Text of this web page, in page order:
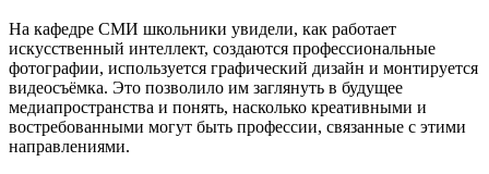
На кафедре СМИ школьники увидели, как работает
искусственный интеллект, создаются профессиональные
фотографии, используется графический дизайн и монтируется
видеосъёмка. Это позволило им заглянуть в будущее
медиапространства и понять, насколько креативными и
востребованными могут быть профессии, связанные с этими
направлениями.